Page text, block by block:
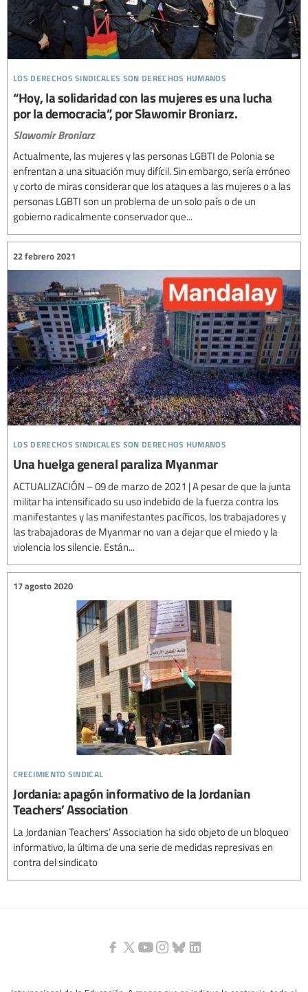
los derechos sindicales son derechos humanos
“Hoy, la solidaridad con las mujeres es una lucha
por la democracia”, por Sławomir Broniarz.
Slawomir Broniarz
Actualmente, las mujeres y las personas LGBTI de Polonia se
enfrentan a una situación muy difícil. Sin embargo, sería erróneo
y corto de miras considerar que los ataques a las mujeres o a las
personas LGBTI son un problema de un solo país o de un
gobierno radicalmente conservador que...
los derechos sindicales son derechos humanos
22 febrero 2021
Una huelga general paraliza Myanmar
ACTUALIZACIÓN – 09 de marzo de 2021 | A pesar de que la junta
militar ha intensificado su uso indebido de la fuerza contra los
manifestantes y las manifestantes pacíficos, los trabajadores y
las trabajadoras de Myanmar no van a dejar que el miedo y la
violencia los silencie. Están...
crecimiento sindical
17 agosto 2020
Jordania: apagón informativo de la Jordanian
Teachers’ Association
La Jordanian Teachers’ Association ha sido objeto de un bloqueo
informativo, la última de una serie de medidas represivas en
contra del sindicato